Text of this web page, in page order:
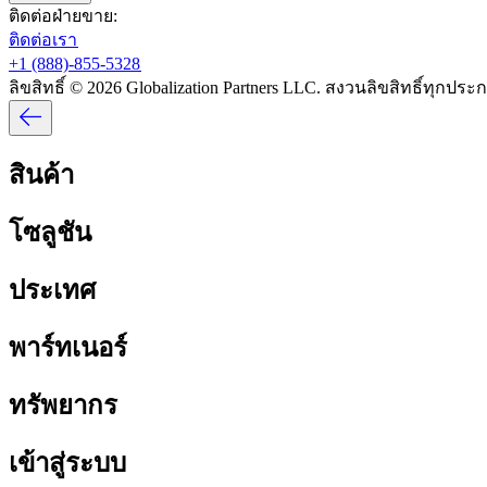
ติดต่อฝ่ายขาย:​​
ติดต่อเรา​​
+1 (888)-855-5328​​
ลิขสิทธิ์ © 2026 Globalization Partners LLC. สงวนลิขสิทธิ์ทุกประ
สินค้า​​
โซลูชัน​​
ประเทศ​​
พาร์ทเนอร์​​
ทรัพยากร​​
เข้าสู่ระบบ​​